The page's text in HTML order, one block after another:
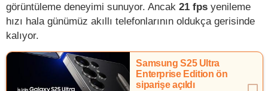
görüntüleme deneyimi sunuyor. Ancak 21 fps yenileme
hızı hala günümüz akıllı telefonlarının oldukça gerisinde
kalıyor.
Samsung S25 Ultra
Enterprise Edition ön
siparişe açıldı